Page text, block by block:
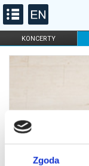
Zgoda
KONCERTY
FILHARMONIA